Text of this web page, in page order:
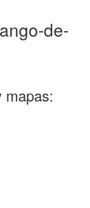
de-
mapas: